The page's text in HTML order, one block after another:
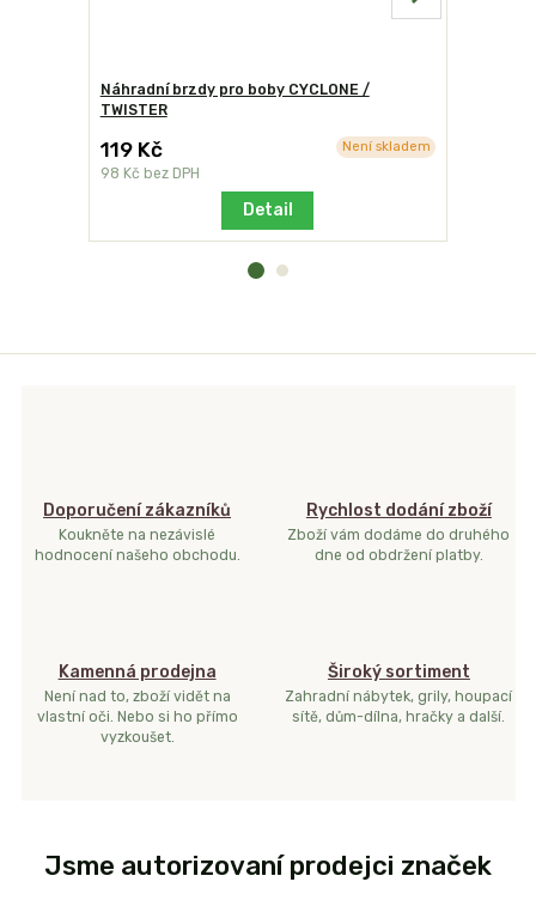
Náhradní brzdy pro boby CYCLONE /
TWISTER
119 Kč
98 Kč bez DPH
Není skladem
Detail
Doporučení zákazníků
Koukněte na nezávislé
hodnocení našeho obchodu.
Rychlost dodání zboží
Zboží vám dodáme do druhého
dne od obdržení platby.
Kamenná prodejna
Není nad to, zboží vidět na
vlastní oči. Nebo si ho přímo
vyzkoušet.
Široký sortiment
Zahradní nábytek, grily, houpací
sítě, dům-dílna, hračky a další.
Jsme autorizovaní prodejci značek